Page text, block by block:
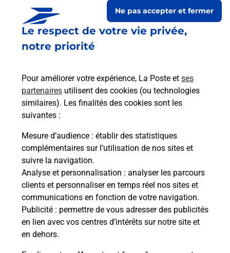
Le respect de votre vie privée,
notre priorité
Pour améliorer votre expérience, La Poste et ses
partenaires utilisent des cookies (ou technologies
similaires). Les finalités des cookies sont les
suivantes :
Mesure d’audience : établir des statistiques
complémentaires sur l’utilisation de nos sites et
suivre la navigation.
Analyse et personnalisation : analyser les parcours
clients et personnaliser en temps réel nos sites et
communications en fonction de votre navigation.
Publicité : permettre de vous adresser des publicités
en lien avec vos centres d’intérêts sur notre site et
en dehors.
Ne pas accepter et fermer
Est-il possible d’acheter un
emballage directement depuis un
Comment demander une
modification de livraison ?
Comment La Poste participe-t-elle
à votre sécurité au quotidien ?
Puis-je passer mon code de la route
avec La Poste et sous quelles
conditions ?